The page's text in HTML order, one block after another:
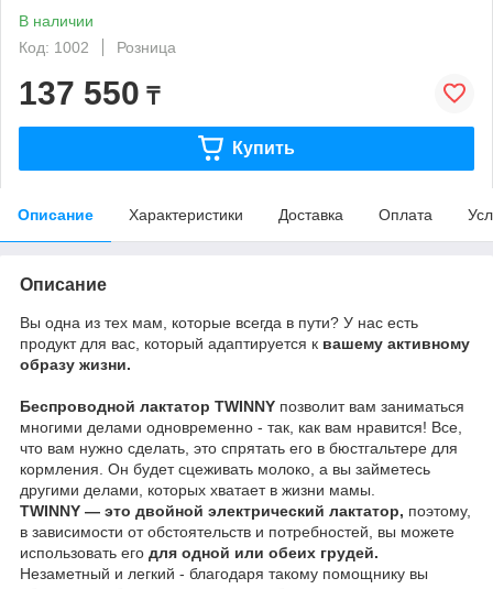
В наличии
Код: 1002
Розница
137 550 ₸
Купить
Описание Характеристики Доставка Оплата
Описание
Вы одна из тех мам, которые всегда в пути? У нас есть
продукт для вас, который адаптируется к вашему активному
образу жизни.
Беспроводной лактатор TWINNY позволит вам заниматься
многими делами одновременно - так, как вам нравится! Все,
что вам нужно сделать, это спрятать его в бюстгальтере для
кормления. Он будет сцеживать молоко, а вы займетесь
другими делами, которых хватает в жизни мамы.
TWINNY — это двойной электрический лактатор, поэтому,
в зависимости от обстоятельств и потребностей, вы можете
использовать его для одной или обеих грудей.
Незаметный и легкий - благодаря такому помощнику вы